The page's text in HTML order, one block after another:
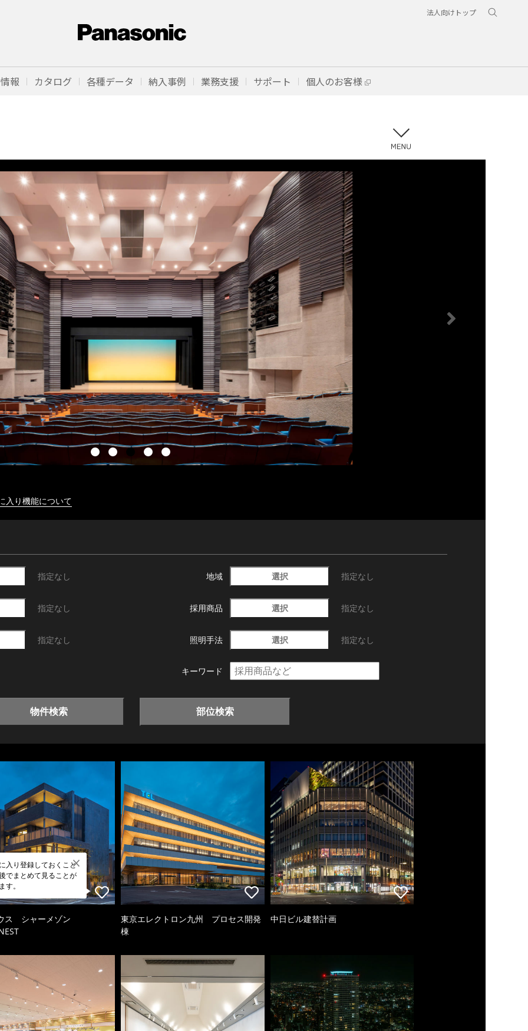
法人向けトップ
報 カタログ 各種データ 納入事例 業務支援 サポート 個人のお客様
入り機能について
指定なし 地域 選択 指定なし
指定なし 採用商品 選択 指定なし
指定なし 照明手法 選択 指定なし
キーワード
物件検索 部位検索
入り登録しておくこと
でまとめて見ることが
す。
ス シャーメゾン
東京エレクトロン九州 プロセス開発
棟
中日ビル建替計画